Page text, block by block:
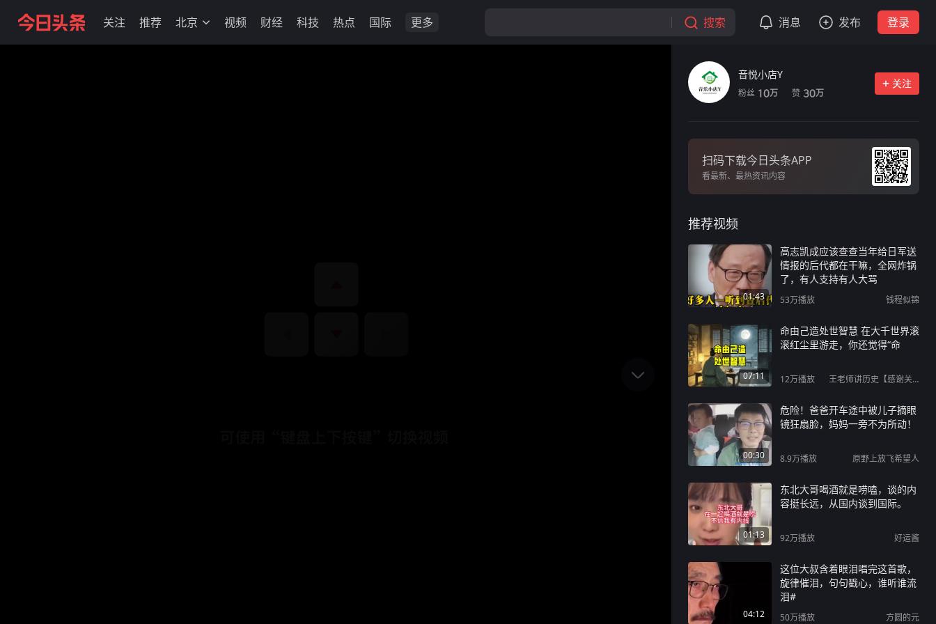
关注 推荐 北京 视频 财经 科技 热点 国际 更多 搜索 消息 发布 登录
音悦小店Y
粉丝 10万 赞 30万
关注
扫码下载今日头条APP
看最新、最热资讯内容
推荐视频
01:43
高志凯成应该查查当年给日军送
情报的后代都在干嘛，全网炸锅
了，有人支持有人大骂
53万播放 钱程似锦
07:11
命由己造处世智慧 在大千世界滚
滚红尘里游走，你还觉得“命
12万播放 王老师讲历史【感谢关注】
00:30
危险！爸爸开车途中被儿子摘眼
镜狂扇脸，妈妈一旁不为所动！
8.9万播放 原野上放飞希望人
01:13
东北大哥喝酒就是唠嗑，谈的内
容挺长远，从国内谈到国际。
92万播放 好运酱
04:12
这位大叔含着眼泪唱完这首歌，
旋律催泪，句句戳心，谁听谁流
泪#
50万播放 方圆的元